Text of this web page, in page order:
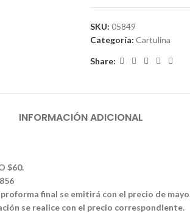
SKU: 05849
Categoría: Cartulina
Share:
INFORMACIÓN ADICIONAL
$60.
final se emitirá con el precio de
se realice con el precio correspondiente.